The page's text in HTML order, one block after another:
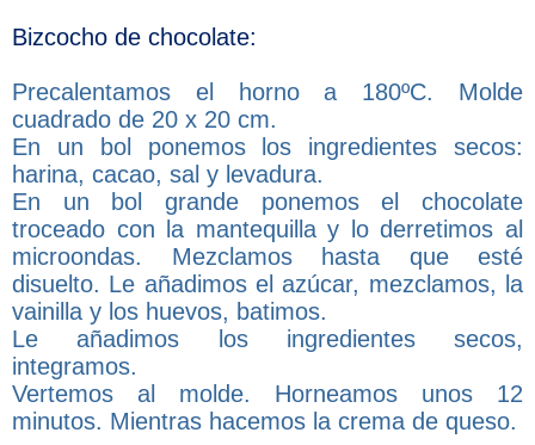
Bizcocho de chocolate:
Precalentamos el horno a 180ºC. Molde
cuadrado de 20 x 20 cm.
En un bol ponemos los ingredientes secos:
harina, cacao, sal y levadura.
En un bol grande ponemos el chocolate
troceado con la mantequilla y lo derretimos al
microondas. Mezclamos hasta que esté
disuelto. Le añadimos el azúcar, mezclamos, la
vainilla y los huevos, batimos.
Le añadimos los ingredientes secos,
integramos.
Vertemos al molde. Horneamos unos 12
minutos. Mientras hacemos la crema de queso.